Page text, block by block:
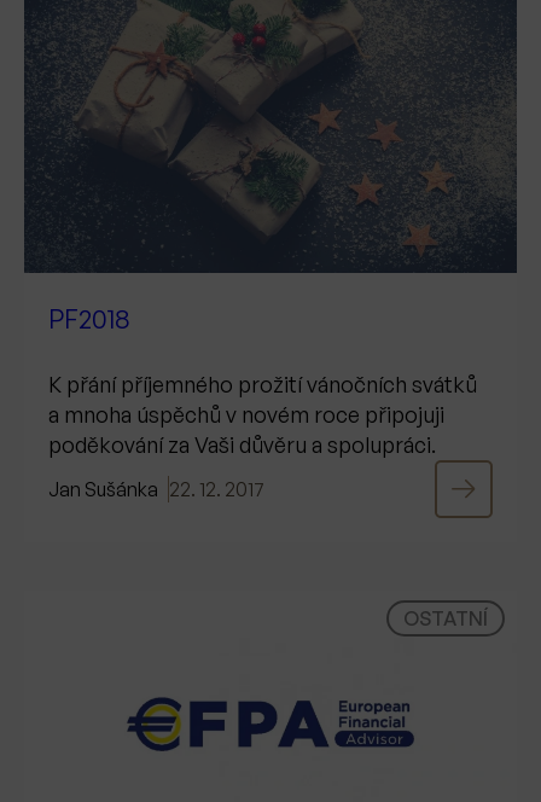
PF2018
K přání příjemného prožití vánočních svátků
a mnoha úspěchů v novém roce připojuji
poděkování za Vaši důvěru a spolupráci.
Jan Sušánka 22. 12. 2017
OSTATNÍ